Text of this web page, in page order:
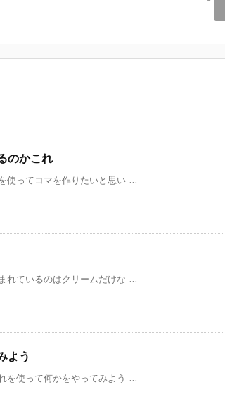
のかこれ
使ってコマを作りたいと思い ...
れているのはクリームだけな ...
よう
を使って何かをやってみよう ...